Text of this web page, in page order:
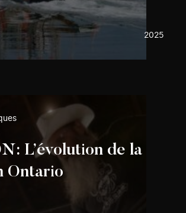
2025
L’évolution de la
Ontario